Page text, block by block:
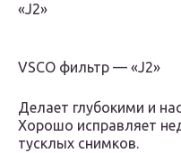
«J2»
VSCO фильтр — «J2»
Делает глубокими и
Хорошо исправляет
тусклых снимков.